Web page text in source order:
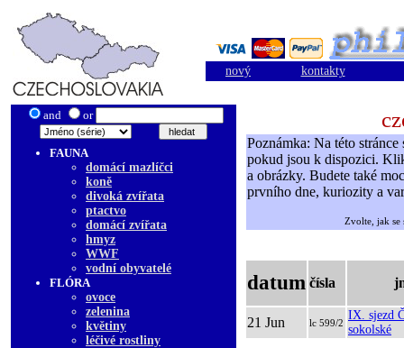
nový kontakty
and or
FAUNA
domácí mazlíčci
koně
divoká zvířata
ptactvo
domácí zvířata
hmyz
WWF
vodní obyvatelé
FLÓRA
ovoce
zelenina
květiny
léčivé rostliny
Poznámka: Na této
pokud jsou k dispozici.
a obrázky. Budete také
prvního dne, kuriozity a
Zvolte, jak
datum čísla
21 Jun lc 599/2
IX. sjezd
sokolské